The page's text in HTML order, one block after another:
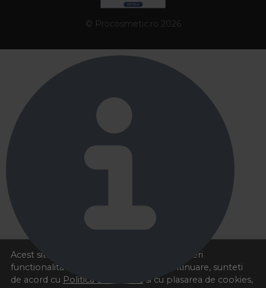
Acest site foloseste cookies pentru a va oferi
functionalitatea dorita. Navigand in continuare, sunteti
de acord cu Politica de cookies si cu plasarea de cookies,
© Procosmetic.ro 2026